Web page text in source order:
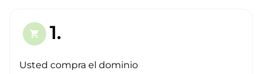
shopping_cart 1.
Usted compra el dominio